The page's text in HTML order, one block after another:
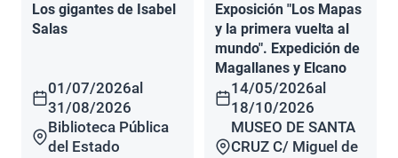
Los gigantes de Isabel
Salas
01/07/2026al
31/08/2026
Biblioteca Pública
del Estado
Exposición "Los Mapas
y la primera vuelta al
mundo". Expedición de
Magallanes y Elcano
14/05/2026al
18/10/2026
MUSEO DE SANTA
CRUZ C/ Miguel de